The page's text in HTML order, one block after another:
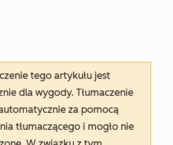
tego artykułu jest
dla wygody. Tłumaczenie
za pomocą
tłumaczącego i mogło nie